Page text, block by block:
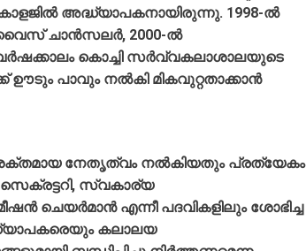
അദ്ധ്യാപകനായിരുന്നു. 1998-ല്‍
ചാന്‍സലര്‍, 2000-ല്‍
കൊച്ചി സര്‍വ്വകലാശാലയുടെ
ഊടും പാവും നല്‍കി മികവുറ്റതാക്കാന്‍
നേതൃത്വം നല്‍കിയതും പ്രത്യേകം
സെക്രട്ടറി, സ്വകാര്യ
ചെയര്‍മാന്‍ എന്നീ പദവികളിലും ശോഭിച്ച
കലാലയ